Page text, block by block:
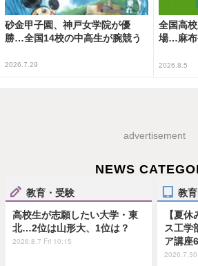
砂金甲子園、神戸女学院が優
勝…全国14校の中高生が腕競う
2026.7.29
全国高
場…麻布
2026.8.5
advertisement
NEWS
教育・受験
高校生が志願したい大学・東
北…2位は山形大、1位は？
2026.8.7 Fri 10:15
教
【夏
ス工学
ア講座